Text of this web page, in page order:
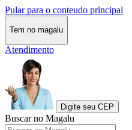
Pular para o conteudo principal
Tem no magalu
Atendimento
Digite seu CEP
Buscar no Magalu